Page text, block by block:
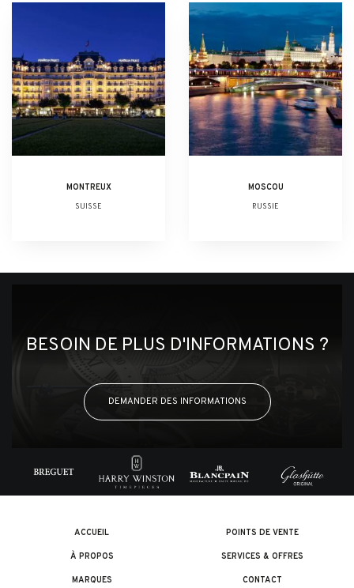
MONTREUX
SUISSE
MOSCOU
RUSSIE
BESOIN DE PLUS D'INFORMATIONS ?
DEMANDER DES INFORMATIONS
ACCUEIL
À PROPOS
MARQUES
POINTS DE VENTE
SERVICES & OFFRES
CONTACT